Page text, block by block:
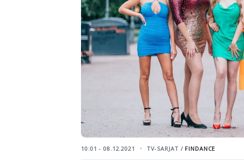
10:01 - 08.12.2021 TV-SARJAT / FINDANCE